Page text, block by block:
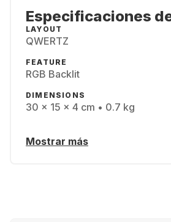
Especificaciones
LAYOUT
QWERTZ
FEATURE
RGB Backlit
DIMENSIONS
30 x 15 x 4 cm • 0.7 kg
Mostrar más